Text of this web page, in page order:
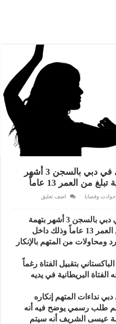
حكم على موظف باكستاني في دبي بالسجن 3 أشهر
من العمر 13 عاماً
حوادث وقضايا
اضف تعليق
حكم على موظف باكستاني في دبي بالسجن 3 أشهر بتهمة
التحرش بفتاة بريطانية تبلغ من العمر 13 عاماً وذلك داخل
ومحاولات من المتهم بالإنكار
بتقبيل الفتاة رغماً
البريطانية في يديه
نداءات المتهم إنكاره
طلب رسمي يوضح فيه أنه
عيسى الشريف أنه سيتم